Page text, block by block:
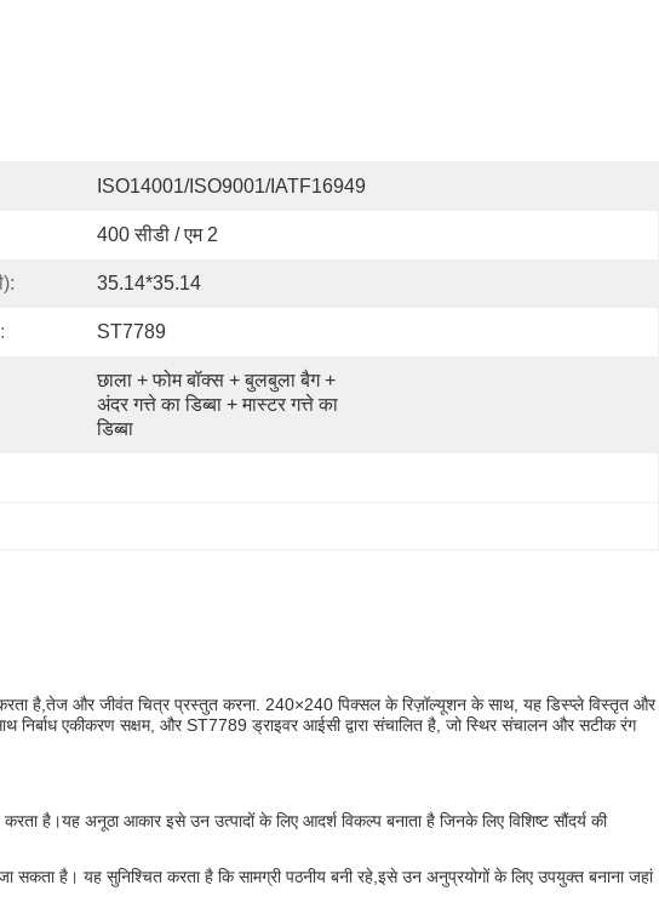
ISO14001/ISO9001/IATF16949
400 सीडी / एम 2
35.14*35.14
ST7789
छाला + फोम बॉक्स + बुलबुला बैग +
अंदर गत्ते का डिब्बा + मास्टर गत्ते का
डिब्बा
करता है,तेज और जीवंत चित्र प्रस्तुत करना. 240×240 पिक्सल के रिज़ॉल्यूशन के साथ, यह डिस्प्ले विस्तृत और
एकीकरण सक्षम, और ST7789 ड्राइवर आईसी द्वारा संचालित है, जो स्थिर संचालन और सटीक रंग
है।यह अनूठा आकार इसे उन उत्पादों के लिए आदर्श विकल्प बनाता है जिनके लिए विशिष्ट सौंदर्य की
है। यह सुनिश्चित करता है कि सामग्री पठनीय बनी रहे,इसे उन अनुप्रयोगों के लिए उपयुक्त बनाना जहां